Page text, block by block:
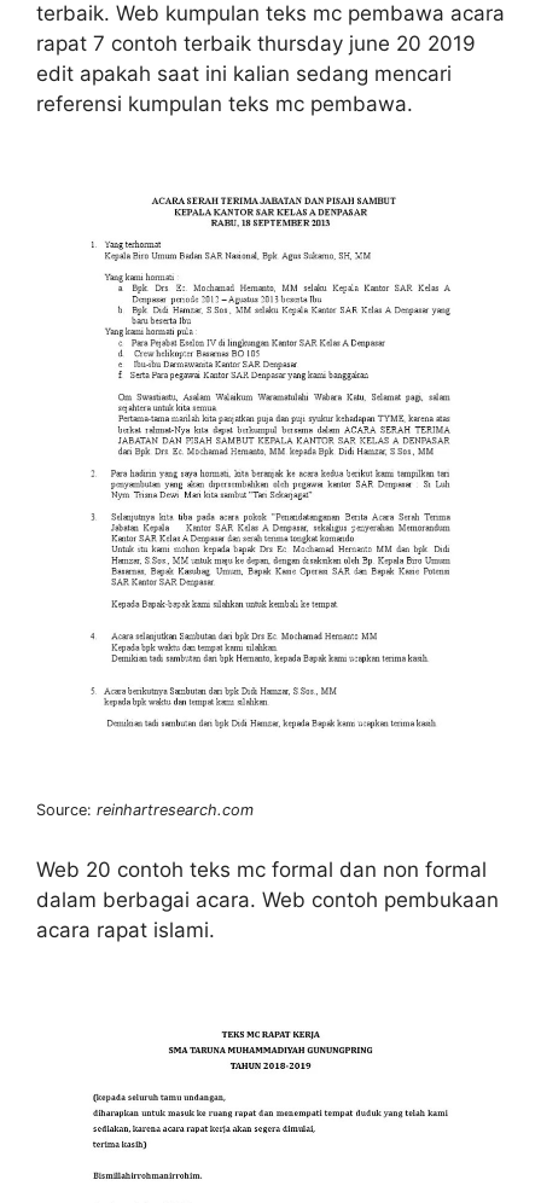
terbaik. Web kumpulan teks mc pembawa acara
rapat 7 contoh terbaik thursday june 20 2019
edit apakah saat ini kalian sedang mencari
referensi kumpulan teks mc pembawa.
Source: reinhartresearch.com
Web 20 contoh teks mc formal dan non formal
dalam berbagai acara. Web contoh pembukaan
acara rapat islami.